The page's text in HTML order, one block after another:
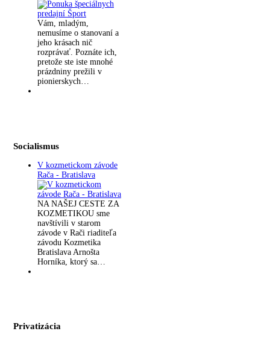
Vám, mladým,
nemusíme o stanovaní a
jeho krásach nič
rozprávať. Poznáte ich,
pretože ste iste mnohé
prázdniny prežili v
pionierskych…
Socialismus
V kozmetickom závode
Rača - Bratislava
NA NAŠEJ CESTE ZA
KOZMETIKOU sme
navštívili v starom
závode v Rači riaditeľa
závodu Kozmetika
Bratislava Arnošta
Horníka, ktorý sa…
Privatizácia